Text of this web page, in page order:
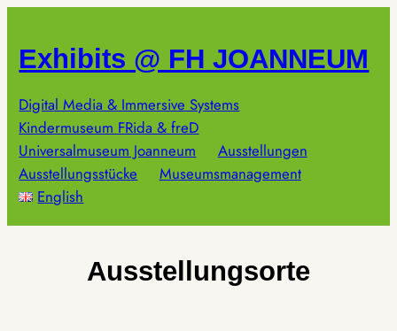
springen
Exhibits @ FH JOANNEUM
Digital Media & Immersive Systems
Kindermuseum FRida & freD
Universalmuseum Joanneum
Ausstellungen
Ausstellungsstücke
Museumsmanagement
English
Ausstellungsorte